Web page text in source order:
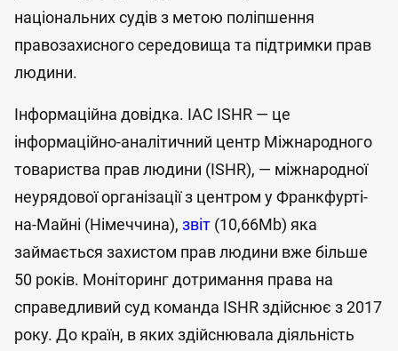
національних судів з метою поліпшення
правозахисного середовища та підтримки прав
людини.
Інформаційна довідка. IAC ISHR — це
інформаційно-аналітичний центр Міжнародного
товариства прав людини (ISHR), — міжнародної
неурядової організації з центром у Франкфурті-
на-Майні (Німеччина), звіт (10,66Mb) яка
займається захистом прав людини вже більше
50 років. Моніторинг дотримання права на
справедливий суд команда ISHR здійснює з 2017
року. До країн, в яких здійснювала діяльність